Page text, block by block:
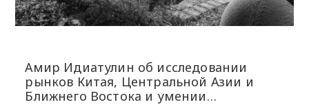
Амир Идиатулин об исследовании
рынков Китая, Центральной Азии и
Ближнего Востока и умении